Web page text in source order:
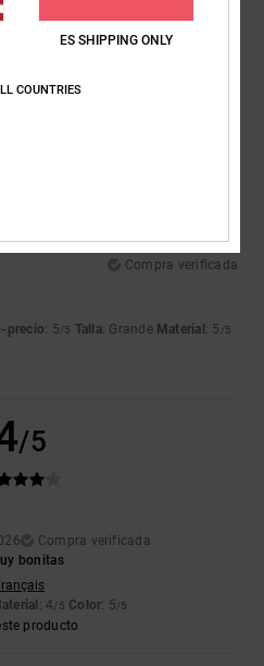
de maravilla
Compra verificada
precio: 5/5 Talla: Grande Material : 5 /5
/5
Compra verificada
bonitas
: 4/5 Color: 5/5
producto
ES SHIPPING ONLY
COUNTRIES